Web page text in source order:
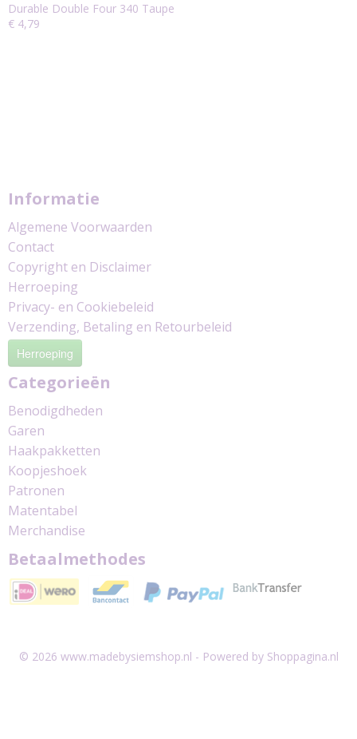
Durable Double Four 340 Taupe
€ 4,79
Informatie
Algemene Voorwaarden
Contact
Copyright en Disclaimer
Herroeping
Privacy- en Cookiebeleid
Verzending, Betaling en Retourbeleid
Herroeping
Categorieën
Benodigdheden
Garen
Haakpakketten
Koopjeshoek
Patronen
Matentabel
Merchandise
Betaalmethodes
© 2026 www.madebysiemshop.nl - Powered by Shoppagina.nl